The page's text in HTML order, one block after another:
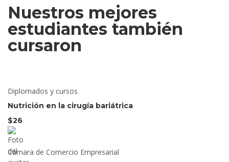
Nuestros mejores
estudiantes también
cursaron
Diplomados y cursos
Nutrición en la cirugía bariátrica
$26
Cámara de Comercio Empresarial